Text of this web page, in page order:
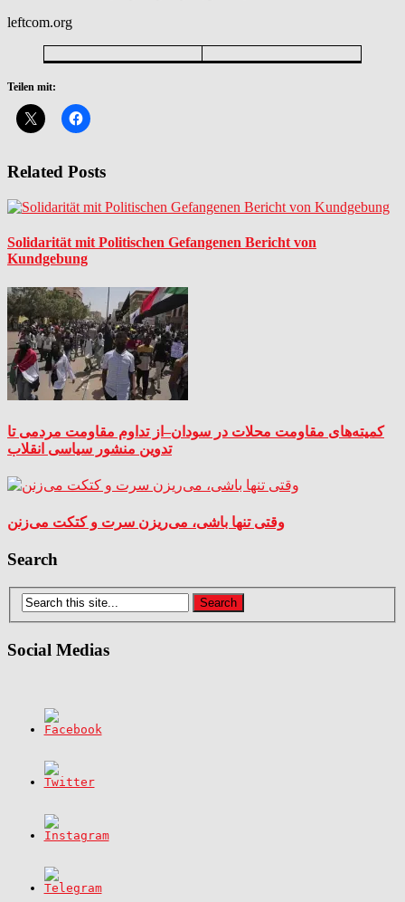
leftcom.org
Teilen mit:
Related Posts
Solidarität mit Politischen Gefangenen Bericht von
Kundgebung
کمیته‌های مقاومت محلات در سودان–از تداوم مقاومت مردمی تا
تدوین منشور سیاسی انقلاب
وقتی تنها باشی، می‌ریزن سرت و کتکت می‌زنن
Search
Social Medias